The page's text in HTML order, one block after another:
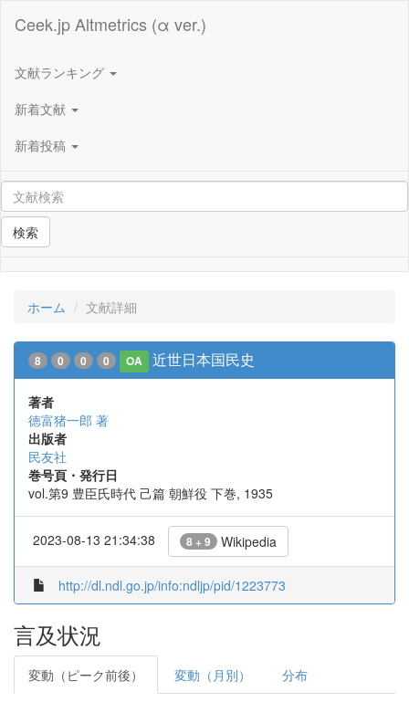
Ceek.jp Altmetrics (α ver.)
文献ランキング
新着文献
新着投稿
検索
ホーム 文献詳細
8 0 0 0 OA 近世日本国民史
著者
徳富猪一郎 著
出版者
民友社
巻号頁・発行日
vol.第9 豊臣氏時代 己篇 朝鮮役 下巻, 1935
2023-08-13 21:34:38 8 + 9 Wikipedia
http://dl.ndl.go.jp/info:ndljp/pid/1223773
言及状況
変動（ピーク前後） 変動（月別） 分布